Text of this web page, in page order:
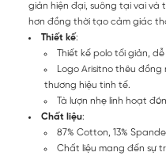
giản hiện đại, suông tại vai
hơn đồng thời tạo cảm giác
Thiết kế:
Thiết kế polo tối giản,
Logo Arisitno thêu
thương hiệu tinh tế.
Tà lượn nhẹ linh hoạt
Chất liệu:
87% Cotton, 13%
Chất liệu mang đến sự